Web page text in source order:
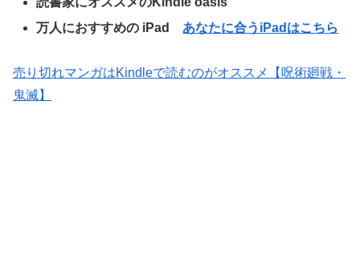
万人におすすめの iPad あなたに合うiPadはこちら
売り切れマンガはKindleで読むのがオススメ【呪術廻戦・
鬼滅】